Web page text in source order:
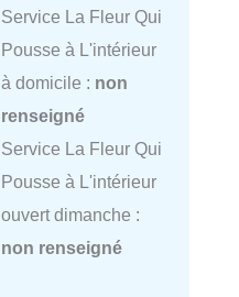
Service La Fleur Qui
Pousse à L'intérieur
à domicile : non
renseigné
Service La Fleur Qui
Pousse à L'intérieur
ouvert dimanche :
non renseigné